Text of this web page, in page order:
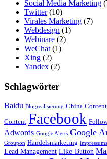
Social Media Marketing
Twitter(10)
Virales Marketing (7)
Webdesign (1)
Webinare (2)
WeChat (1)
Xing (2)
Yandex (2)
Schlagwörter
Baidu Blogrealisierung China
Content Facebook
Adwords Google Alerts Google
Groupon Handelsmarketing
Lead Management Like-Button